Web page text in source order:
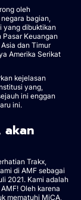
oleh
bagian,
yang dibuktikan
Pasar Keuangan
dan Timur
Amerika Serikat
kejelasan
yang,
ini enggan
ini.
akan
Trakx,
di AMF sebagai
2021. Kami adalah
Oleh karena
mematuhi MiCA,